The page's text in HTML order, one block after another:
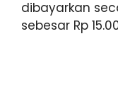
dibayarkan
sebesar Rp